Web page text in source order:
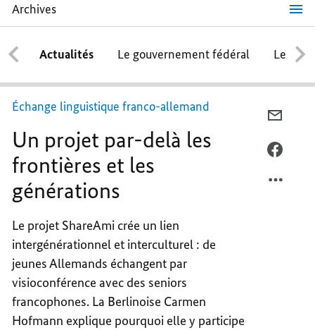
Archives
Un
projet
par-
delà
les
frontières
et
les
générations
Actualités Le gouvernement fédéral Le
Échange linguistique franco-allemand
Un projet par-delà les
frontières et les
générations
Le projet ShareAmi crée un lien
intergénérationnel et interculturel : de
jeunes Allemands échangent par
visioconférence avec des seniors
francophones. La Berlinoise Carmen
Hofmann explique pourquoi elle y participe